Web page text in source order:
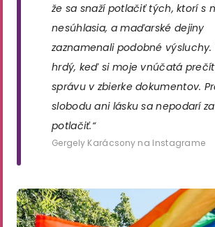
že sa snaží potlačiť tých, ktorí s
nesúhlasia, a maďarské dejiny
zaznamenali podobné výsluchy.
hrdý, keď si moje vnúčatá
správu v zbierke dokumentov.
slobodu ani lásku sa nepodarí
potlačiť.“
Gergely Karácsony na Instagrame